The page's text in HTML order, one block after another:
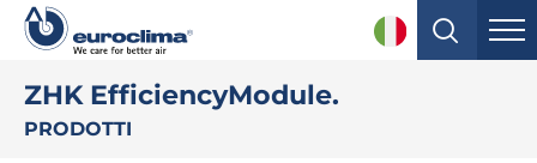
ZHK EfficiencyModule.
PRODOTTI